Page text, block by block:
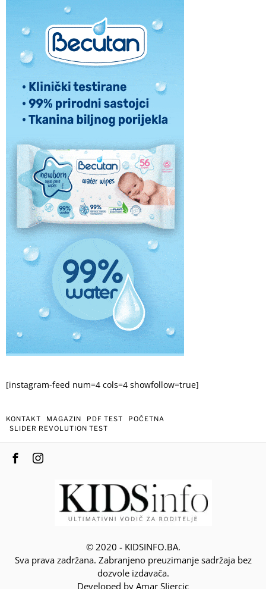
[instagram-feed num=4 cols=4 showfollow=true]
KONTAKT MAGAZIN PDF TEST
POČETNA
SLIDER REVOLUTION TEST
© 2020 - KIDSINFO.BA.
Sva prava zadržana. Zabranjeno preuzimanje sadržaja bez
dozvole izdavača.
Developed by Amar SIjercic